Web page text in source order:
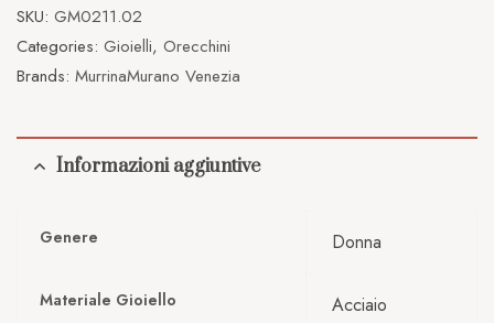
SKU: GM0211.02
Categories: Gioielli, Orecchini
Brands: MurrinaMurano Venezia
Informazioni aggiuntive
Genere Donna
Materiale Gioiello Acciaio